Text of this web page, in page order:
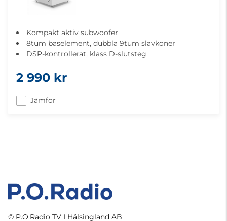
Kompakt aktiv subwoofer
8tum baselement, dubbla 9tum slavkoner
DSP-kontrollerat, klass D-slutsteg
Auto on-funktion
2 990 kr
Jämför
© P.O.Radio TV I Hälsingland AB